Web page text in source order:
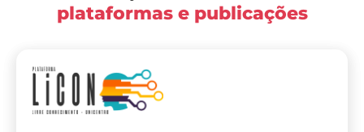
plataformas e publicações